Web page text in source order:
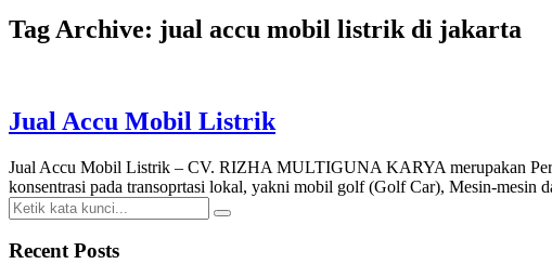
Tag Archive: jual accu mobil listrik di jakarta
Jual Accu Mobil Listrik
Jual Accu Mobil Listrik – CV. RIZHA MULTIGUNA KARYA merupakan
konsentrasi pada transoprtasi lokal, yakni mobil golf (Golf Car), Mesin-mesin
Recent Posts